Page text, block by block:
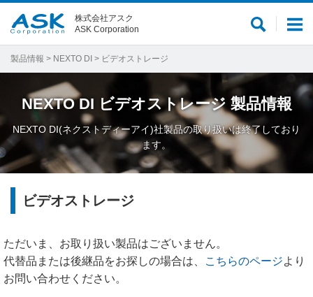
メ
ー
サ
内
検
索
株式会社アスク
ASK Corporation
製品情報 > NEXTO DI > ビデオストレージ
NEXTO DI ビデオストレージ 製品情報
NEXTO DI(ネクストディーアイ)社製品の取り扱いは終了しており
ます。
ビデオストレージ
ただいま、お取り扱い製品はございません。
代替品または後継品をお探しの場合は、
こちらのページより
お問い合わせください。